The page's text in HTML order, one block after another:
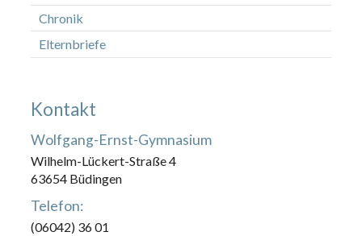
Chronik
Elternbriefe
Kontakt
Wolfgang-Ernst-Gymnasium
Wilhelm-Lückert-Straße 4
63654 Büdingen
Telefon:
(06042) 36 01